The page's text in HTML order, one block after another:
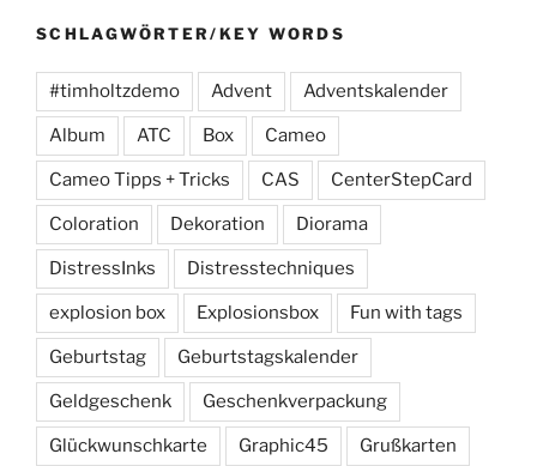
SCHLAGWÖRTER/KEY WORDS
#timholtzdemo Advent Adventskalender
Album ATC Box Cameo
Cameo Tipps + Tricks CAS CenterStepCard
Coloration Dekoration Diorama
DistressInks Distresstechniques
explosion box Explosionsbox Fun with tags
Geburtstag Geburtstagskalender
Geldgeschenk Geschenkverpackung
Glückwunschkarte Graphic45 Grußkarten